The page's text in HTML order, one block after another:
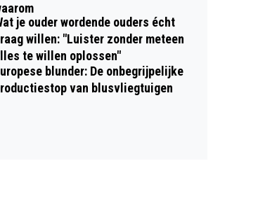
je ouder wordende ouders écht
willen: "Luister zonder meteen
te willen oplossen"
blunder: De onbegrijpelijke
van blusvliegtuigen